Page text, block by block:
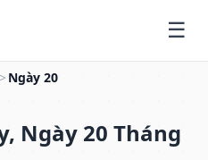
> Ngày 20
Ngày 20 Tháng